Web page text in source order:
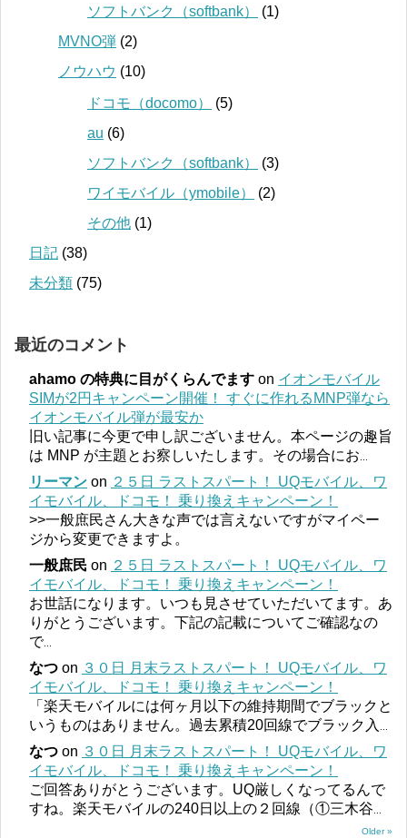
ソフトバンク（softbank）
(1)
MVNO弾 (2)
ノウハウ (10)
ドコモ（docomo）
(5)
au (6)
ソフトバンク（softbank）
(3)
ワイモバイル（ymobile）
(2)
その他 (1)
日記 (38)
未分類 (75)
最近のコメント
ahamo の特典に目がくらんでます on イオンモバイル
SIMが2円キャンペーン開催！ すぐに作れるMNP弾なら
イオンモバイル弾が最安か
旧い記事に今更で申し訳ございません。本ページの趣旨
は MNP が主題とお察しいたします。その場合にお
リーマン on ２５日 ラストスパート！ UQモバイル、ワ
イモバイル、ドコモ！ 乗り換えキャンペーン！
>>一般庶民さん大きな声では言えないですがマイペー
ジから変更できますよ。
一般庶民 on ２５日 ラストスパート！ UQモバイル、ワ
イモバイル、ドコモ！ 乗り換えキャンペーン！
お世話になります。いつも見させていただいてます。あ
りがとうございます。下記の記載についてご確認なの
で...
なつ on ３０日 月末ラストスパート！ UQモバイル、ワ
イモバイル、ドコモ！ 乗り換えキャンペーン！
「楽天モバイルには何ヶ月以下の維持期間でブラックと
いうものはありません。過去累積20回線でブラック入
なつ on ３０日 月末ラストスパート！ UQモバイル、ワ
イモバイル、ドコモ！ 乗り換えキャンペーン！
ご回答ありがとうございます。UQ厳しくなってるんで
すね。楽天モバイルの240日以上の２回線（①三木谷
Older »